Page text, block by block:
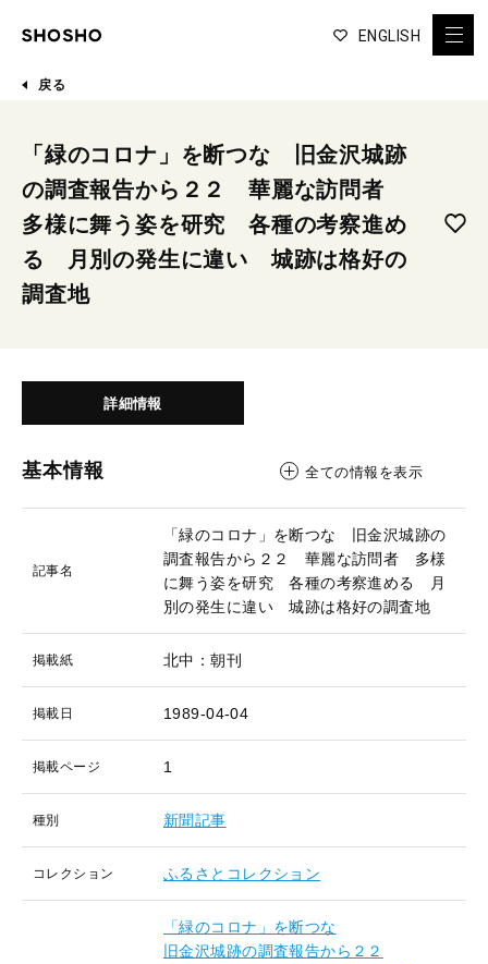
ENGLISH
戻る
「緑のコロナ」を断つな 旧金沢城跡
の調査報告から２２ 華麗な訪問者
多様に舞う姿を研究 各種の考察進め
る 月別の発生に違い 城跡は格好の
調査地
詳細情報
基本情報 全ての情報を表示
記事名
「緑のコロナ」を断つな 旧金沢城跡の
調査報告から２２ 華麗な訪問者 多様
に舞う姿を研究 各種の考察進める 月
別の発生に違い 城跡は格好の調査地
掲載紙 北中：朝刊
掲載日 1989-04-04
掲載ページ 1
種別 新聞記事
コレクション ふるさとコレクション
「緑のコロナ」を断つな
旧金沢城跡の調査報告から２２